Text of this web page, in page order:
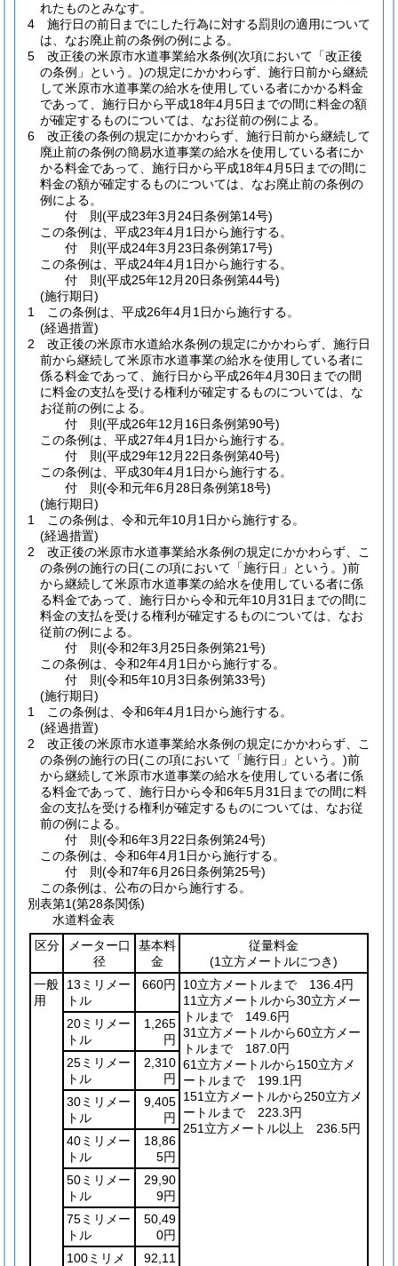
れたものとみなす。
4
施行日の前日までにした行為に対する罰則の適用について
は、なお廃止前の条例の例による。
5
改正後の米原市水道事業給水条例(次項において「改正後
の条例」という。)の規定にかかわらず、施行日前から継続
して米原市水道事業の給水を使用している者にかかる料金
であって、施行日から平成18年4月5日までの間に料金の額
が確定するものについては、なお従前の例による。
6
改正後の条例の規定にかかわらず、施行日前から継続して
廃止前の条例の簡易水道事業の給水を使用している者にか
かる料金であって、施行日から平成18年4月5日までの間に
料金の額が確定するものについては、なお廃止前の条例の
例による。
付 則(平成23年3月24日条例第14号)
この条例は、平成23年4月1日から施行する。
付 則(平成24年3月23日条例第17号)
この条例は、平成24年4月1日から施行する。
付 則(平成25年12月20日条例第44号)
(施行期日)
1
この条例は、平成26年4月1日から施行する。
(経過措置)
2
改正後の米原市水道給水条例の規定にかかわらず、施行日
前から継続して米原市水道事業の給水を使用している者に
係る料金であって、施行日から平成26年4月30日までの間
に料金の支払を受ける権利が確定するものについては、な
お従前の例による。
付 則(平成26年12月16日条例第90号)
この条例は、平成27年4月1日から施行する。
付 則(平成29年12月22日条例第40号)
この条例は、平成30年4月1日から施行する。
付 則(令和元年6月28日条例第18号)
(施行期日)
1
この条例は、令和元年10月1日から施行する。
(経過措置)
2
改正後の米原市水道事業給水条例の規定にかかわらず、こ
の条例の施行の日(この項において「施行日」という。)前
から継続して米原市水道事業の給水を使用している者に係
る料金であって、施行日から令和元年10月31日までの間に
料金の支払を受ける権利が確定するものについては、なお
従前の例による。
付 則(令和2年3月25日条例第21号)
この条例は、令和2年4月1日から施行する。
付 則(令和5年10月3日条例第33号)
(施行期日)
1
この条例は、令和6年4月1日から施行する。
(経過措置)
2
改正後の米原市水道事業給水条例の規定にかかわらず、こ
の条例の施行の日(この項において「施行日」という。)前
から継続して米原市水道事業の給水を使用している者に係
る料金であって、施行日から令和6年5月31日までの間に料
金の支払を受ける権利が確定するものについては、なお従
前の例による。
付 則(令和6年3月22日条例第24号)
この条例は、令和6年4月1日から施行する。
付 則(令和7年6月26日条例第25号)
この条例は、公布の日から施行する。
別表第1(第28条関係)
水道料金表
区分
メーター口
径
基本料
金
従量料金
(1立方メートルにつき)
一般
用
13ミリメー
トル
660円
10立方メートルまで 136.4円
11立方メートルから30立方メー
トルまで 149.6円
31立方メートルから60立方メー
トルまで 187.0円
61立方メートルから150立方メ
ートルまで 199.1円
151立方メートルから250立方メ
ートルまで 223.3円
251立方メートル以上 236.5円
20ミリメー
トル
1,265
円
25ミリメー
トル
2,310
円
30ミリメー
トル
9,405
円
40ミリメー
トル
18,86
5円
50ミリメー
トル
29,90
9円
75ミリメー
トル
50,49
0円
100ミリメ
92,11